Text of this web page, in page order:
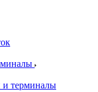
и терминалы